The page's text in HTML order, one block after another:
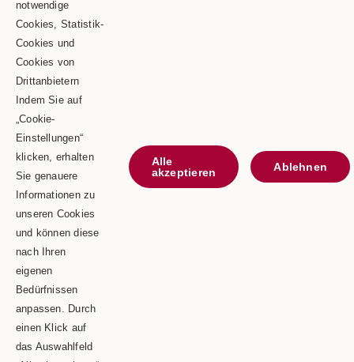
Schäble TEAM GmbH & Co.KG
Goldbergstraße 24
73469 Riesbürg
Telefon: 0 90 81 / 75 73
Telefax: 0 90 81 / 75 52
E-Mail: info@schaeble-team.de
Kontaktieren Sie uns
Impressum
Datenschutz
notwendige
Cookies, Statistik-
Cookies und
Cookies von
Drittanbietern
Indem Sie auf
„Cookie-
Einstellungen“
klicken, erhalten
Sie genauere
Informationen zu
unseren Cookies
und können diese
nach Ihren
eigenen
Bedürfnissen
anpassen. Durch
einen Klick auf
das Auswahlfeld
Alle
akzeptieren
Ablehnen